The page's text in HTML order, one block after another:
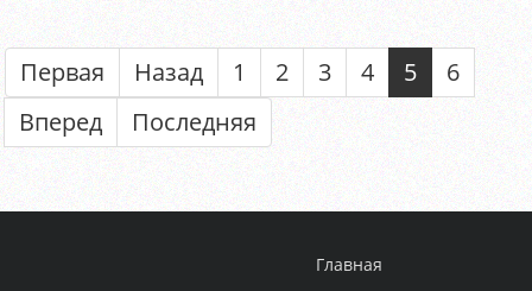
Первая Назад 1 2 3 4 5
6
Вперед
Последняя
Главная